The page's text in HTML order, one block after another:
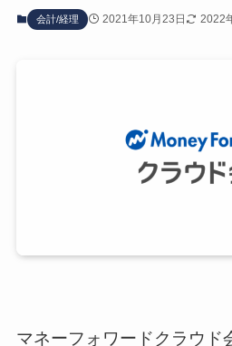
会計/経理 2021年10月23日 2022
マネーフォワードクラウド